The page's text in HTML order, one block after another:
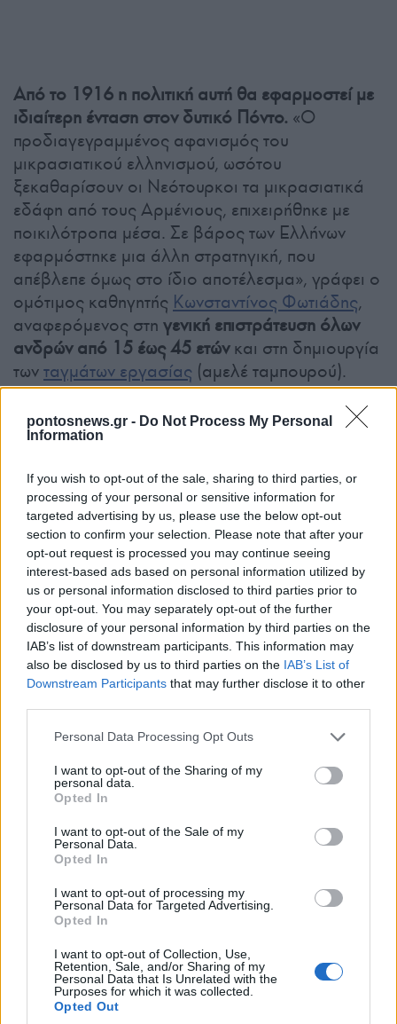
pontosnews.gr - Do Not Process My Personal
Information
If you wish to opt-out of the sale, sharing to third parties, or
processing of your personal or sensitive information for
targeted advertising by us, please use the below opt-out
section to confirm your selection. Please note that after your
opt-out request is processed you may continue seeing
interest-based ads based on personal information utilized by
us or personal information disclosed to third parties prior to
your opt-out. You may separately opt-out of the further
disclosure of your personal information by third parties on the
IAB’s list of downstream participants. This information may
also be disclosed by us to third parties on the IAB’s List of
Downstream Participants that may further disclose it to other
Please note that this website/app uses one or more Google
not limited to your visit or usage behaviour. You may click to
grant or deny consent to Google and its third-party tags to
use your data for below specified purposes in below Google
consent section.
Personal Data Processing Opt Outs
I want to opt-out of the Sharing of my
personal data.
Opted In
I want to opt-out of the Sale of my
Personal Data.
Opted In
I want to opt-out of processing my
Personal Data for Targeted Advertising.
Opted In
I want to opt-out of Collection, Use,
Retention, Sale, and/or Sharing of my
Personal Data that Is Unrelated with the
Purposes for which it was collected.
Opted Out
Από το 1916 η πολιτική αυτή θα εφαρμοστεί με
ιδιαίτερη ένταση στον δυτικό Πόντο. «O
προδιαγεγραμμένος αφανισμός του
μικρασιατικού ελληνισμού, ωσότου
ξεκαθαρίσουν οι Νεότουρκοι τα μικρασιατικά
εδάφη από τους Αρμένιους, επιχειρήθηκε με
ποικιλότροπα μέσα. Σε βάρος των Ελλήνων
εφαρμόστηκε μια άλλη στρατηγική, που
απέβλεπε όμως στο ίδιο αποτέλεσμα», γράφει ο
ομότιμος καθηγητής Κωνσταντίνος Φωτιάδης,
αναφερόμενος στη γενική επιστράτευση όλων
ανδρών από 15 έως 45 ετώνκαι στη δημιουργία
τωνταγμάτων εργασίας (αμελέ ταμπουρού).
Μετά τις αποτυχίες στους Βαλκανικούς
Πολέμους, οι Τούρκοι άρχισαν να στέλνουν την
περιοχές μεταξύ Σεβάστειας και Βαν για την
κατασκευή δρόμων. Έτσι, από το 1914 πολλοί
φυγόστρατοι και λιποτάκτες κατέφυγαν στα
βουνά σχηματίζοντας τις πρώτες ένοπλες
ομάδες. Ουσιαστικά, όμως,ησυγκρότηση
πολυμελών αντάρτικων ομάδωνστον Πόντο
ξεκίνησε το 1916 ως έσχατη λύση απελπισίας
διότι τότε γενικεύτηκε η συστηματική εξόντωση
των Ελλήνων.